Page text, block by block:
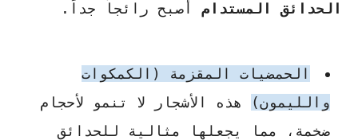
الحدائق المستدام أصبح رائجاً جداً.
الحمضيات المقزمة (الكمكوات
والليمون)
هذه الأشجار لا تنمو لأحجام
ضخمة، مما يجعلها مثالية للحدائق